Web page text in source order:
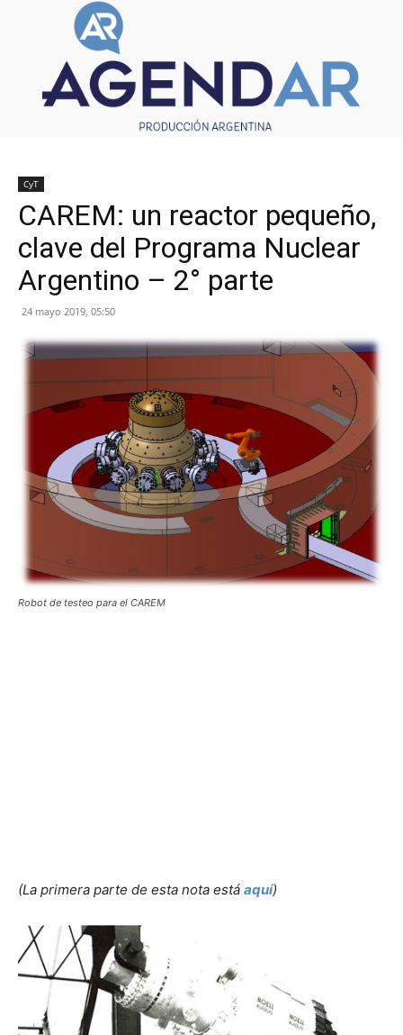
CyT
CAREM: un reactor pequeño,
clave del Programa Nuclear
Argentino – 2° parte
24 mayo 2019, 05:50
Robot de testeo para el CAREM
(La primera parte de esta nota está aquí)